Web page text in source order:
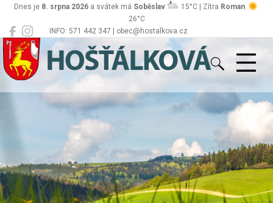
INFO: 571 442 347 | obec@hostalkova.cz
Dnes je 8. srpna 2026 a svátek má Soběslav 15°C | Zítra Roman
26°C
Hošťálková